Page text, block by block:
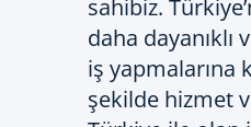
sahibiz.
daha dayanıklı
iş yapmalarına
şekilde hizmet